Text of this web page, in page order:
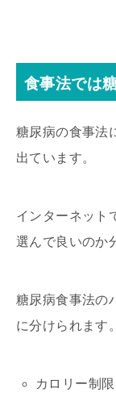
食事法では
糖尿病の食事法
出ています。
インターネット
選んで良いのか
糖尿病食事法の
に分けられます。
カロリー制限